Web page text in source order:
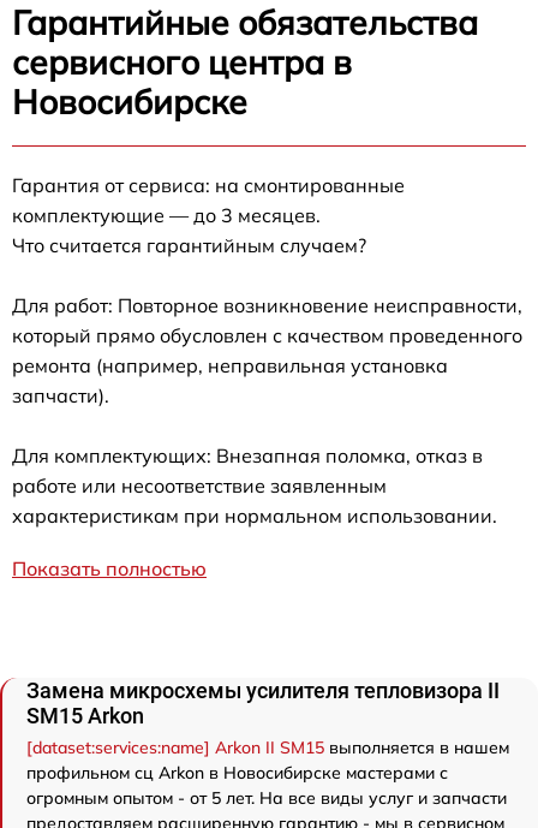
Гарантийные обязательства
сервисного центра в
Новосибирске
Гарантия от сервиса: на смонтированные
комплектующие — до 3 месяцев.
Что считается гарантийным случаем?
Для работ: Повторное возникновение неисправности,
который прямо обусловлен с качеством проведенного
ремонта (например, неправильная установка
запчасти).
Для комплектующих: Внезапная поломка, отказ в
работе или несоответствие заявленным
характеристикам при нормальном использовании.
Показать полностью
Замена микросхемы усилителя тепловизора II
SM15 Arkon
[dataset:services:name] Arkon II SM15 выполняется в нашем
профильном сц Arkon в Новосибирске мастерами с
огромным опытом - от 5 лет. На все виды услуг и запчасти
предоставляем расширенную гарантию - мы в сервисном